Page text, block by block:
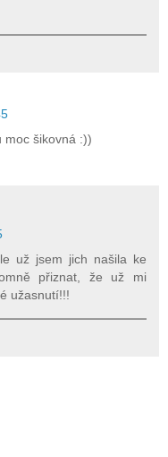
moc šikovná :))
už jsem jich našila ke
přiznat, že už mi
užasnutí!!!